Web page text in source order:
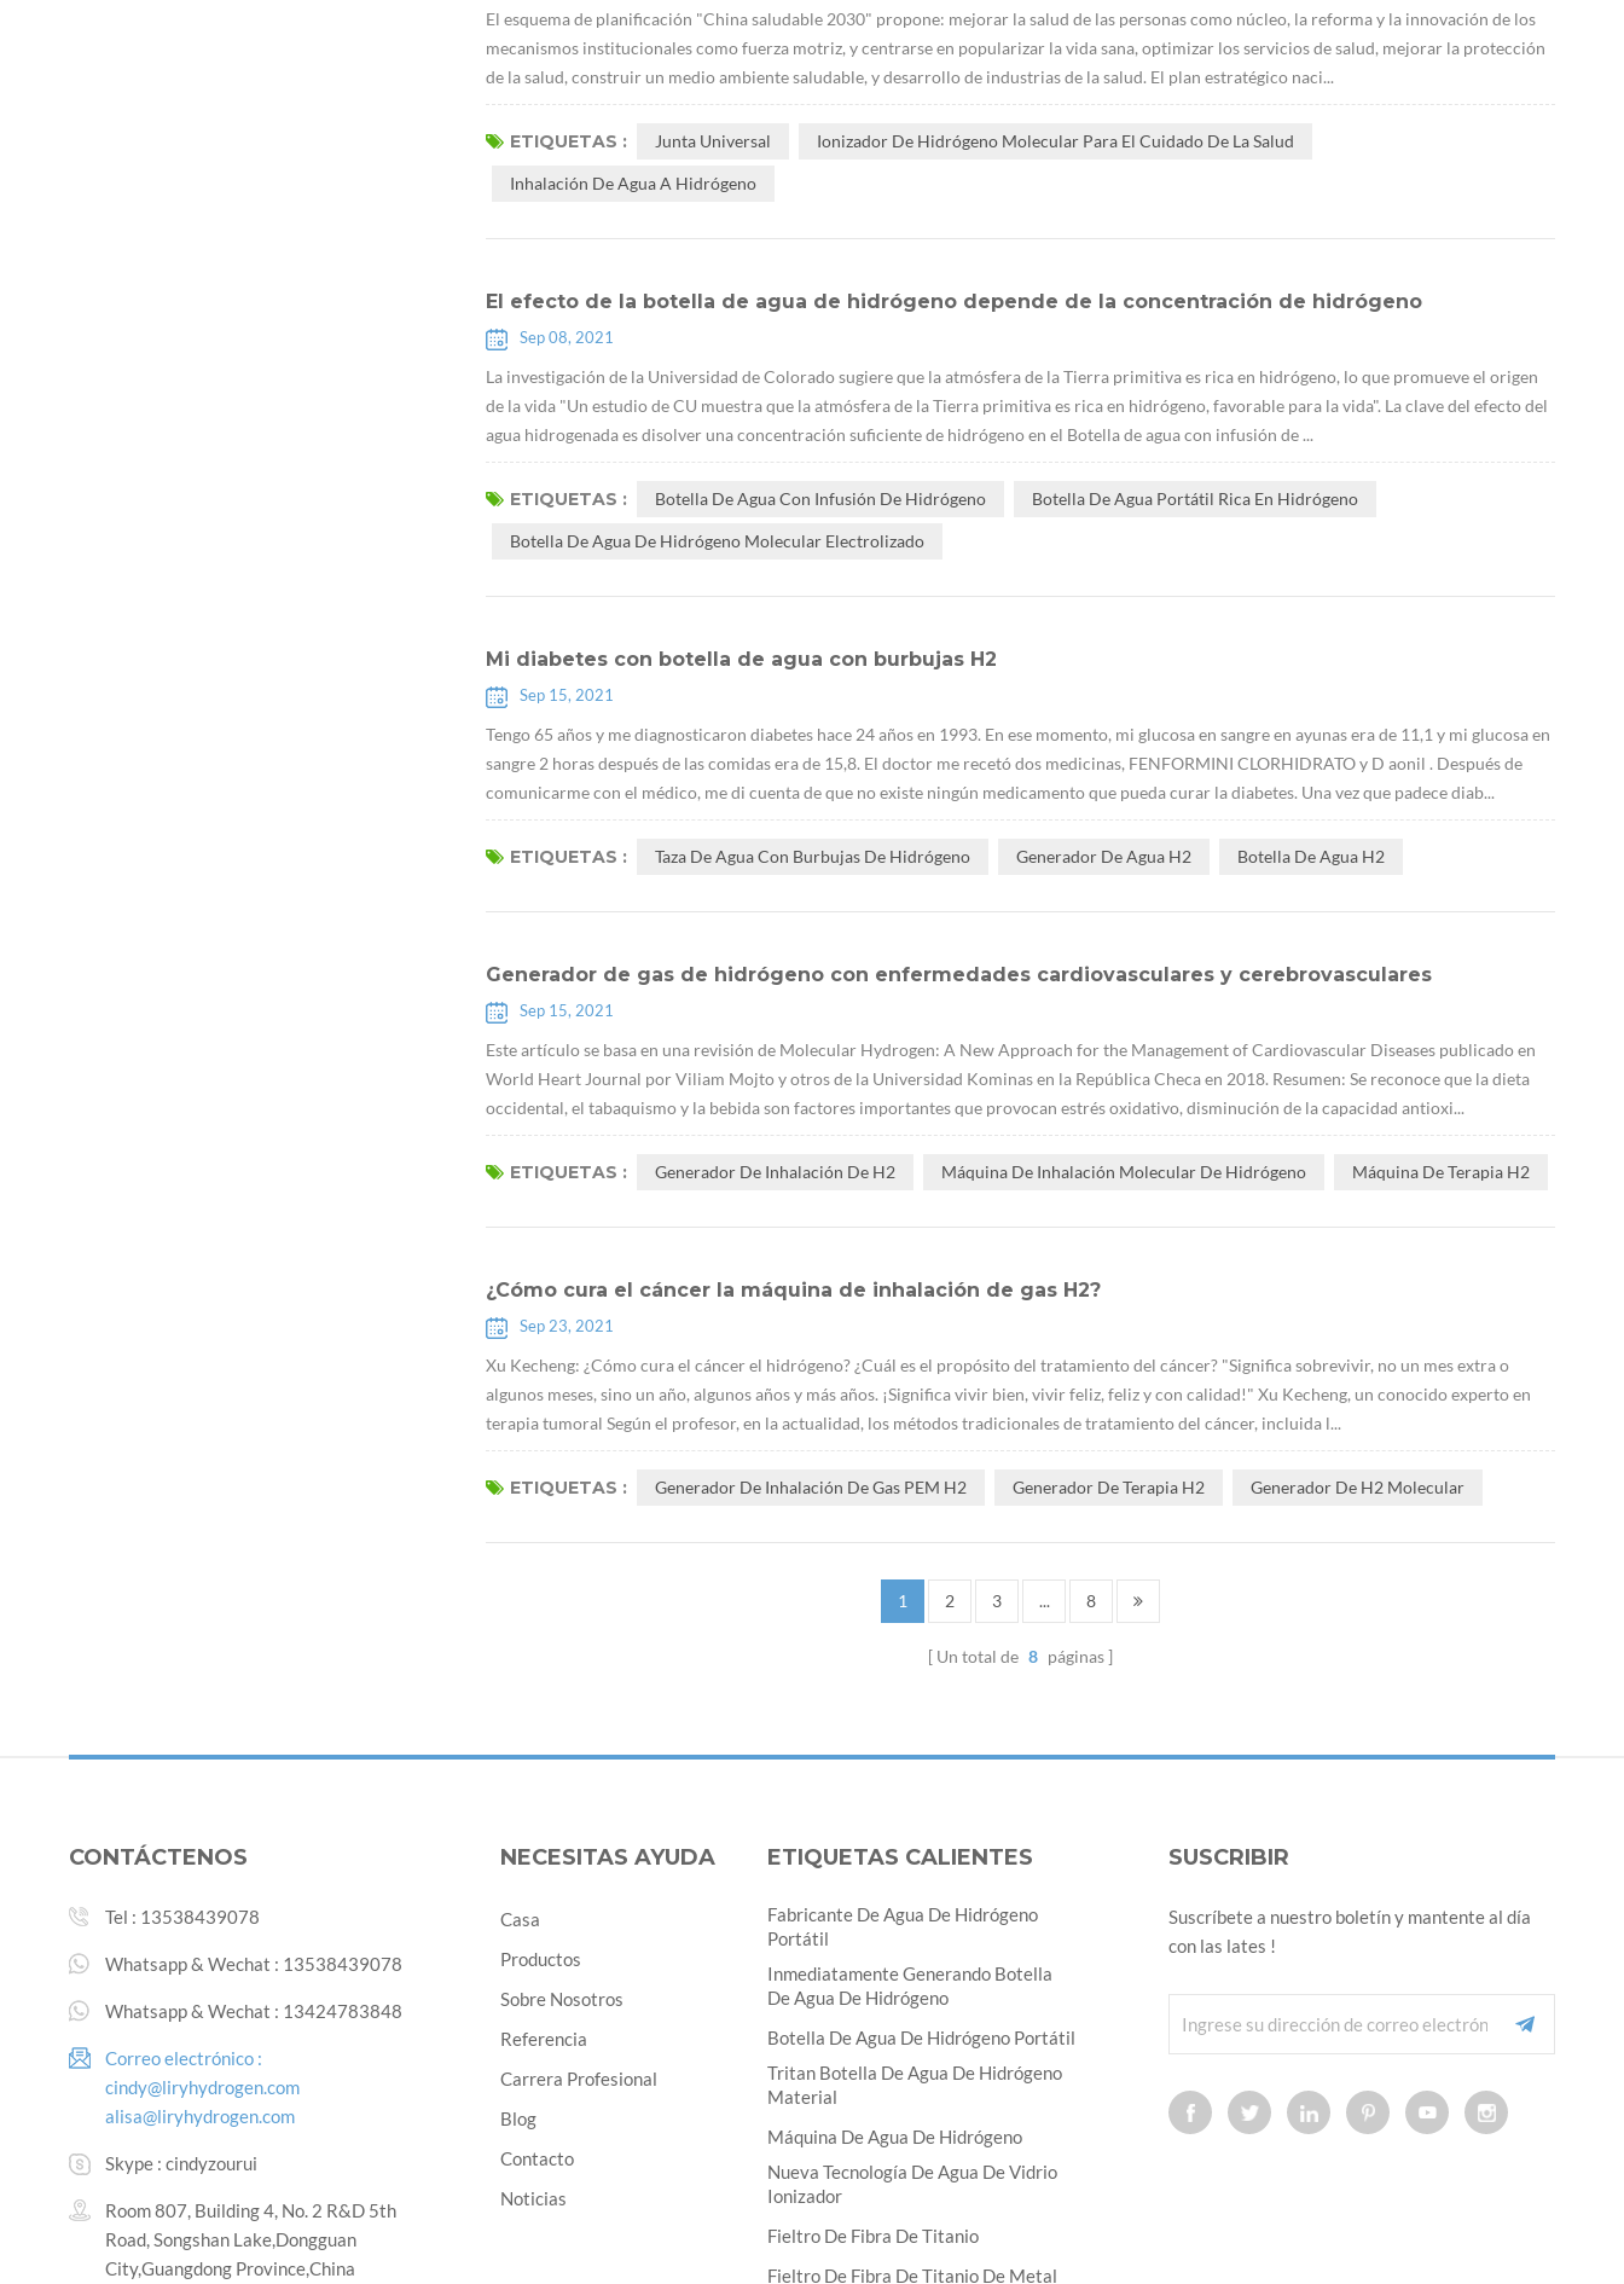
El esquema de planificación "China saludable 2030" propone: mejorar la salud de las personas como núcleo, la reforma y la innovación de los
mecanismos institucionales como fuerza motriz, y centrarse en popularizar la vida sana, optimizar los servicios de salud, mejorar la protección
de la salud, construir un medio ambiente saludable, y desarrollo de industrias de la salud. El plan estratégico naci...
ETIQUETAS : Junta Universal Ionizador De Hidrógeno Molecular Para El Cuidado De La Salud
Inhalación De Agua A Hidrógeno
El efecto de la botella de agua de hidrógeno depende de la concentración de hidrógeno
Sep 08, 2021
La investigación de la Universidad de Colorado sugiere que la atmósfera de la Tierra primitiva es rica en hidrógeno, lo que promueve el origen
de la vida "Un estudio de CU muestra que la atmósfera de la Tierra primitiva es rica en hidrógeno, favorable para la vida". La clave del efecto del
agua hidrogenada es disolver una concentración suficiente de hidrógeno en el Botella de agua con infusión de ...
ETIQUETAS : Botella De Agua Con Infusión De Hidrógeno Botella De Agua Portátil Rica En Hidrógeno
Botella De Agua De Hidrógeno Molecular Electrolizado
Mi diabetes con botella de agua con burbujas H2
Sep 15, 2021
Tengo 65 años y me diagnosticaron diabetes hace 24 años en 1993. En ese momento, mi glucosa en sangre en ayunas era de 11,1 y mi glucosa en
sangre 2 horas después de las comidas era de 15,8. El doctor me recetó dos medicinas, FENFORMINI CLORHIDRATO y D aonil . Después de
comunicarme con el médico, me di cuenta de que no existe ningún medicamento que pueda curar la diabetes. Una vez que padece diab...
ETIQUETAS : Taza De Agua Con Burbujas De Hidrógeno Generador De Agua H2 Botella De Agua H2
Generador de gas de hidrógeno con enfermedades cardiovasculares y cerebrovasculares
Sep 15, 2021
Este artículo se basa en una revisión de Molecular Hydrogen: A New Approach for the Management of Cardiovascular Diseases publicado en
World Heart Journal por Viliam Mojto y otros de la Universidad Kominas en la República Checa en 2018. Resumen: Se reconoce que la dieta
occidental, el tabaquismo y la bebida son factores importantes que provocan estrés oxidativo, disminución de la capacidad antioxi...
ETIQUETAS : Generador De Inhalación De H2 Máquina De Inhalación Molecular De Hidrógeno Máquina De Terapia H2
¿Cómo cura el cáncer la máquina de inhalación de gas H2?
Sep 23, 2021
Xu Kecheng: ¿Cómo cura el cáncer el hidrógeno? ¿Cuál es el propósito del tratamiento del cáncer? "Significa sobrevivir, no un mes extra o
algunos meses, sino un año, algunos años y más años. ¡Significa vivir bien, vivir feliz, feliz y con calidad!" Xu Kecheng, un conocido experto en
terapia tumoral Según el profesor, en la actualidad, los métodos tradicionales de tratamiento del cáncer, incluida l...
ETIQUETAS : Generador De Inhalación De Gas PEM H2 Generador De Terapia H2 Generador De H2 Molecular
1 2 3 ... 8
Un total de 8 páginas
CONTÁCTENOS
Tel : 13538439078
Whatsapp & Wechat : 13538439078
Whatsapp & Wechat : 13424783848
Correo electrónico :
cindy@liryhydrogen.com
alisa@liryhydrogen.com
Skype : cindyzourui
Room 807, Building 4, No. 2 R&D 5th
Road, Songshan Lake,Dongguan
City,Guangdong Province,China
SUSCRIBIR
Suscríbete a nuestro boletín y mantente al día
con las lates !
NECESITAS AYUDA
Casa
Productos
Sobre Nosotros
Referencia
Carrera Profesional
Blog
Contacto
Noticias
ETIQUETAS CALIENTES
Fabricante De Agua De Hidrógeno
Portátil
Inmediatamente Generando Botella
De Agua De Hidrógeno
Botella De Agua De Hidrógeno Portátil
Tritan Botella De Agua De Hidrógeno
Material
Máquina De Agua De Hidrógeno
Nueva Tecnología De Agua De Vidrio
Ionizador
Fieltro De Fibra De Titanio
Fieltro De Fibra De Titanio De Metal